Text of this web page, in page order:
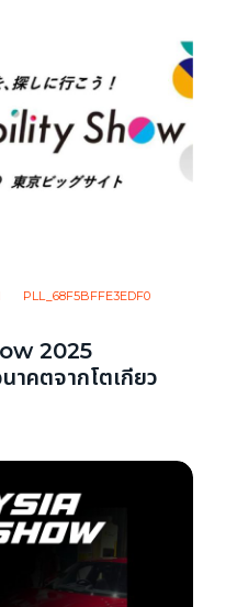
PLL_68F5BFFE3EDF0
2025
าคตจากโตเกียว